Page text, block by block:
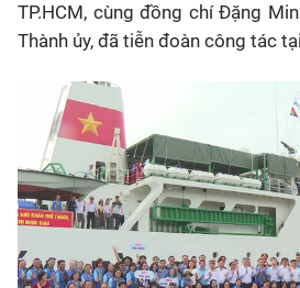
TP.HCM, cùng đồng chí Đặng
Thành ủy, đã tiễn đoàn công tác